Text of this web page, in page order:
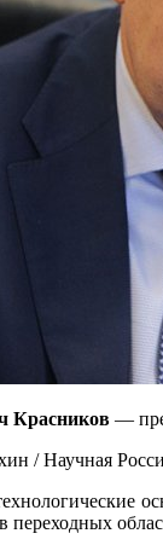
Красников —
/ Научная
переходных